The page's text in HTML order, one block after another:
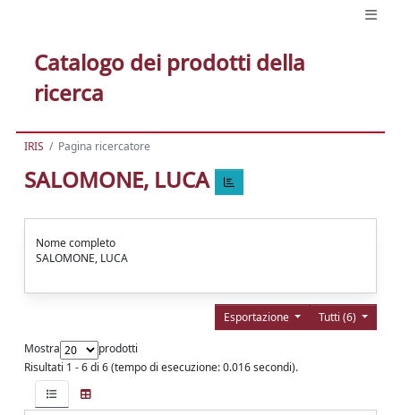
Catalogo dei prodotti della
ricerca
IRIS Pagina ricercatore
SALOMONE, LUCA
Nome completo
SALOMONE, LUCA
Tutti (6)
Esportazione
Mostra
prodotti
Risultati 1 - 6 di 6 (tempo di esecuzione: 0.016 secondi).